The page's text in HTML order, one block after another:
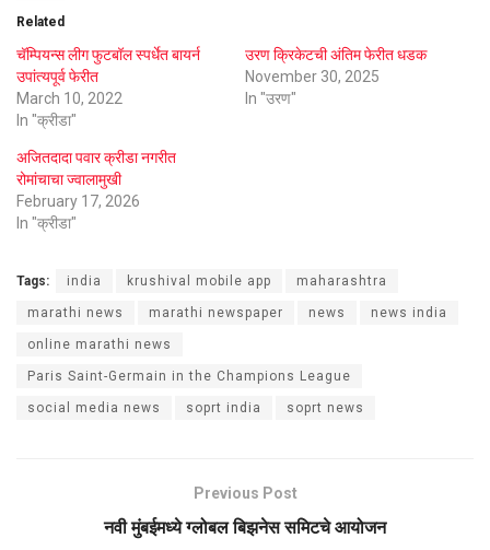
Related
चॅम्पियन्स लीग फुटबॉल स्पर्धेत बायर्न
उपांत्यपूर्व फेरीत
March 10, 2022
In "क्रीडा"
उरण क्रिकेटची अंतिम फेरीत धडक
November 30, 2025
In "उरण"
अजितदादा पवार क्रीडा नगरीत
रोमांचाचा ज्वालामुखी
February 17, 2026
In "क्रीडा"
Tags: india krushival mobile app maharashtra
marathi news marathi newspaper news news india
online marathi news
Paris Saint-Germain in the Champions League
social media news soprt india soprt news
Previous Post
नवी मुंबईमध्ये ग्लोबल बिझनेस समिटचे आयोजन